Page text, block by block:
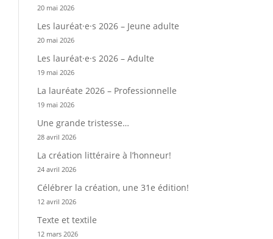
20 mai 2026
Les lauréat·e·s 2026 – Jeune adulte
20 mai 2026
Les lauréat·e·s 2026 – Adulte
19 mai 2026
La lauréate 2026 – Professionnelle
19 mai 2026
Une grande tristesse…
28 avril 2026
La création littéraire à l’honneur!
24 avril 2026
Célébrer la création, une 31e édition!
12 avril 2026
Texte et textile
12 mars 2026